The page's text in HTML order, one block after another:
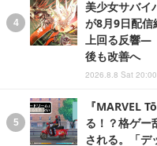
美少女サバイ
が8月9日配信
上回る反響―
後も改善へ
2026.8.8 Sat 20:00
『MARVEL
る！？格ゲー
される。「デ